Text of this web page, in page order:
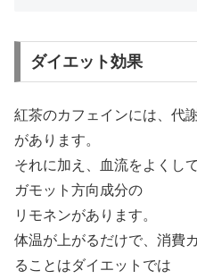
ダイエット効果
紅茶のカフェインには、代
があります。
それに加え、血流をよくし
ガモット方向成分の
リモネンがあります。
体温が上がるだけで、消費
ることはダイエットでは